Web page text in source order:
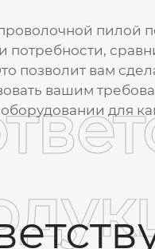
пилой
потребности,
позволит вам
вашим
для